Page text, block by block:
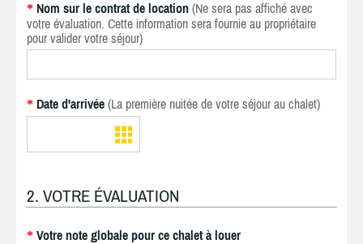
* Nom sur le contrat de location (Ne sera pas affiché avec
votre évaluation. Cette information sera fournie au propriétaire
pour valider votre séjour)
* Date d'arrivée (La première nuitée de votre séjour au chalet)
2. VOTRE ÉVALUATION
* Votre note globale pour ce chalet à louer